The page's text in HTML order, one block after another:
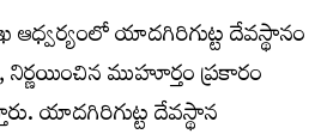
యాదగిరిగుట్ట దేవస్థానం
నిర్ణయించిన ముహూర్తం ప్రకారం
యాదగిరిగుట్ట దేవస్థాన